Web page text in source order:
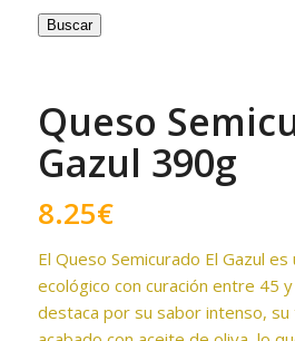
Buscar
Queso
Gazul 390g
8.25€
El Queso Semicurado El Gazul
ecológico con curación entre 45
destaca por su sabor intenso,